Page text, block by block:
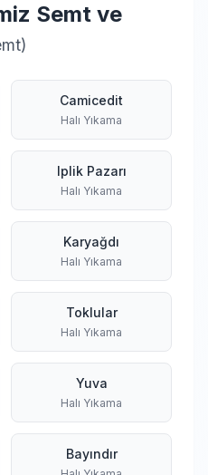
Semt ve
Camicedit
Halı Yıkama
Iplik Pazarı
Halı Yıkama
Karyağdı
Halı Yıkama
Toklular
Halı Yıkama
Yuva
Halı Yıkama
Bayındır